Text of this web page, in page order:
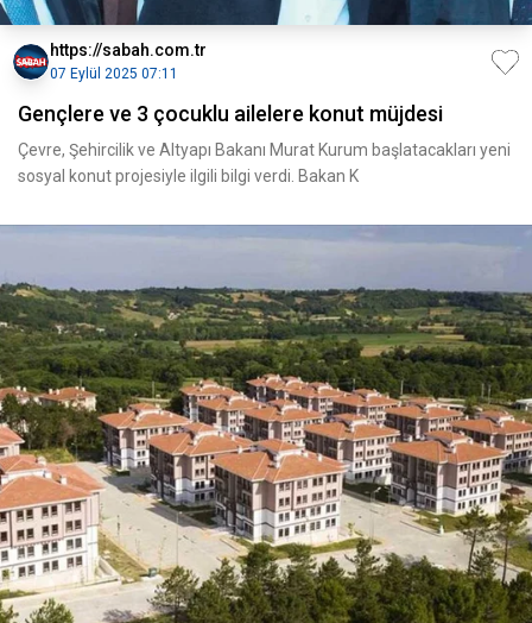
https://sabah.com.tr
07 Eylül 2025 07:11
Gençlere ve 3 çocuklu ailelere konut müjdesi
Çevre, Şehircilik ve Altyapı Bakanı Murat Kurum başlatacakları yeni
sosyal konut projesiyle ilgili bilgi verdi. Bakan K